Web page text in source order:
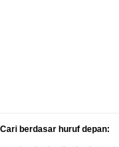
Cari berdasar huruf depan: